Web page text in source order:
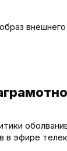
внешнего
в эфире